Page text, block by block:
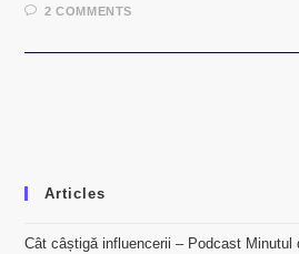
2 COMMENTS
Articles
Cât câștigă influencerii – Podcast Minutul